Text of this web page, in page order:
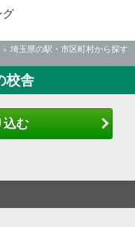
グ
埼玉県の駅・市区町村から探す
校舎
込む